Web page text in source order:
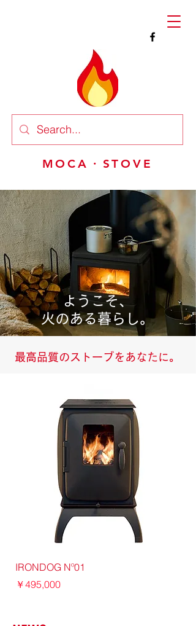
MOCA・STOVE
ようこそ、
​火のある暮らし。
​最高品質のストーブをあなたに。
IRONDOG Nº01
価格
￥495,000